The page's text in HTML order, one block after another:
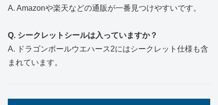
A. Amazonや楽天などの通販が一番見つけやすいです。
Q. シークレットシールは入っていますか？
A. ドラゴンボールウエハース2にはシークレット仕様も含
まれています。